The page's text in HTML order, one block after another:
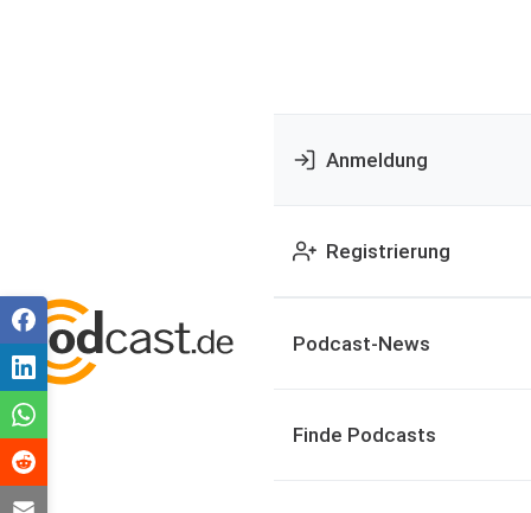
Anmeldung
Registrierung
Podcast-News
Finde Podcasts